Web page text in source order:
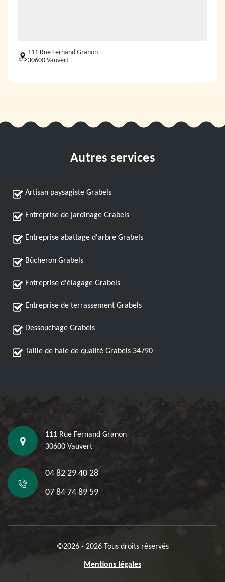
111 Rue Fernand Granon
30600 Vauvert
Autres services
Artisan paysagiste Grabels
Entreprise de jardinage Grabels
Entreprise abattage d'arbre Grabels
Bûcheron Grabels
Entreprise d'élagage Grabels
Entreprise de terrassement Grabels
Dessouchage Grabels
Taille de haie de qualité Grabels 34790
111 Rue Fernand Granon
30600 Vauvert
04 82 29 40 28
07 84 74 89 59
©2026 - 2026 Tous droits réservés
Mentions légales